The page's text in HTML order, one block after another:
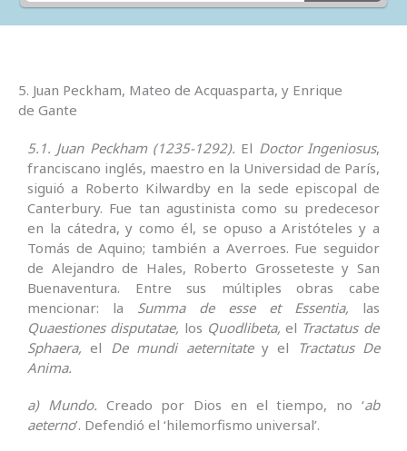
5. Juan Peckham, Mateo de Acquasparta, y Enrique
de Gante
5.1. Juan Peckham (1235-1292). El Doctor Ingeniosus,
franciscano inglés, maestro en la Universidad de París,
siguió a Roberto Kilwardby en la sede episcopal de
Canterbury. Fue tan agustinista como su predecesor
en la cátedra, y como él, se opuso a Aristóteles y a
Tomás de Aquino; también a Averroes. Fue seguidor
de Alejandro de Hales, Roberto Grosseteste y San
Buenaventura. Entre sus múltiples obras cabe
mencionar: la Summa de esse et Essentia, las
Quaestiones disputatae, los Quodlibeta,el Tractatus de
Sphaera,el De mundi aeternitate y el Tractatus De
Anima.
a) Mundo. Creado por Dios en el tiempo, no ‘ab
aeterno’. Defendió el ‘hilemorfismo universal’.